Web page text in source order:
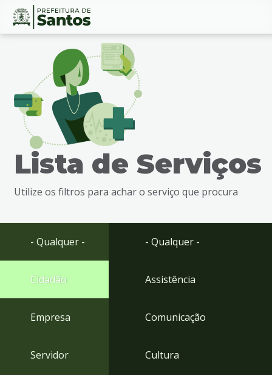
Ir
busca
Ir
rodapé
Conteúdo
Lista de Serviços
Utilize os filtros para achar o serviço que procura
- Qualquer -
Cidadão
Empresa
Servidor
- Qualquer -
Assistência
Comunicação
Cultura